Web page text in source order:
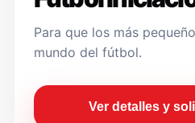
Para que los más
mundo del fútbol.
Ver detalles y